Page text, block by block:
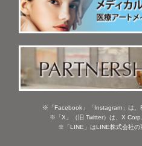
※「Facebook」「Instagram」は、
※「X」（旧 Twitter）は、X
※「LINE」はLINE株式会社の